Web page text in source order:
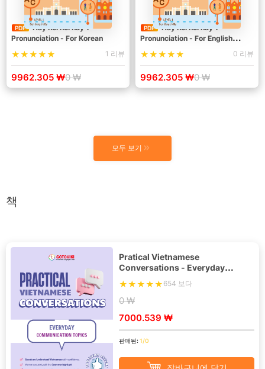
PDF
Hay nói nói hay 1 -
Pronunciation - For Korean
1 리뷰
9962.305 ₩0 ₩
PDF
Hay nói nói hay 1 -
Pronunciation - For English
speaker
0 리뷰
9962.305 ₩0 ₩
모두 보기
책
Pratical Vietnamese
Conversations - Everyday
654 보다
0 ₩
7000.539 ₩
판매된:1/0